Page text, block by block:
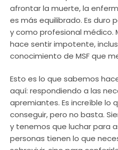
afrontar la muerte, la
es más equilibrado. Es duro
y como profesional médico.
hace sentir impotente,
conocimiento de MSF que
Esto es lo que sabemos
aquí: respondiendo a las
apremiantes. Es increíble lo
conseguir, pero no basta.
y tenemos que luchar para
personas tienen lo que